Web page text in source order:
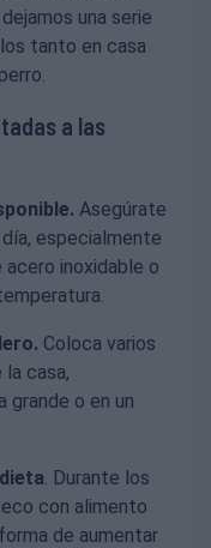
una serie
tanto en casa
a las
Asegúrate
especialmente
inoxidable o
Coloca varios
casa,
grande o en un
. Durante los
con alimento
de aumentar